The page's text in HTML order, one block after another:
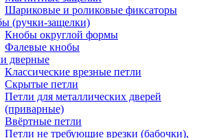
Шариковые и роликовые фиксаторы
(ручки-защелки)
Кнобы округлой формы
Фалевые кнобы
дверные
Классические врезные петли
Скрытые петли
Петли для металлических дверей
(приварные)
Ввёртные петли
Петли не требующие врезки (бабочки),